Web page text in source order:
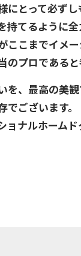
とって必ずし
持てるように
こまでイメ
プロであると
を、最高の美
ございます。
ナルホーム